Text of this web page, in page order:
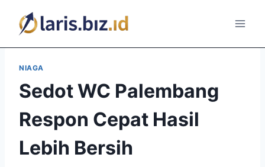
content
NIAGA
Sedot WC Palembang
Respon Cepat Hasil
Lebih Bersih